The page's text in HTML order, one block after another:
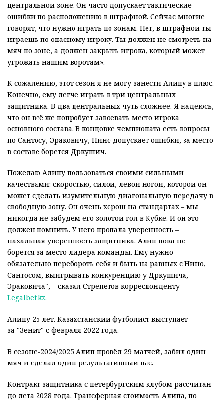
центральной зоне. Он часто допускает тактические
ошибки по расположению в штрафной. Сейчас многие
говорят, что нужно играть по зонам. Нет, в штрафной ты
играешь по опасному игроку. Ты должен не смотреть на
мяч по зоне, а должен закрыть игрока, который может
угрожать нашим воротам».
К сожалению, этот сезон я не могу занести Алипу в плюс.
Конечно, ему легче играть в три центральных
защитника. В два центральных чуть сложнее. Я надеюсь,
что он всё же попробует завоевать место игрока
основного состава. В концовке чемпионата есть вопросы
по Сантосу, Эраковичу, Нино допускает ошибки, за место
в составе борется Дркушич.
Пожелаю Алипу пользоваться своими сильными
качествами: скоростью, силой, левой ногой, которой он
может сделать изумительную диагональную передачу в
свободную зону. Он очень хорош на стандартах – мы
никогда не забудем его золотой гол в Кубке. И он это
должен помнить. У него пропала уверенность –
нахальная уверенность защитника. Алип пока не
борется за место лидера команды. Ему нужно
обязательно перебороть себя и быть на равных с Нино,
Сантосом, выигрывать конкуренцию у Дркушича,
Эраковича", – сказал Стрепетов корреспонденту
Legalbet.kz.
Алипу 25 лет. Казахстанский футболист выступает
за "Зенит" с февраля 2022 года.
В сезоне-2024/2025 Алип провёл 29 матчей, забил один
мяч и сделал один результативный пас.
Контракт защитника с петербургским клубом рассчитан
до лета 2028 года. Трансферная стоимость Алипа, по